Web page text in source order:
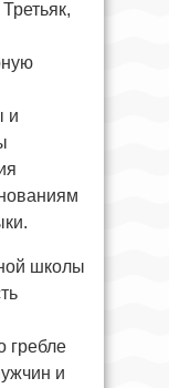
и
школы
гребле
и